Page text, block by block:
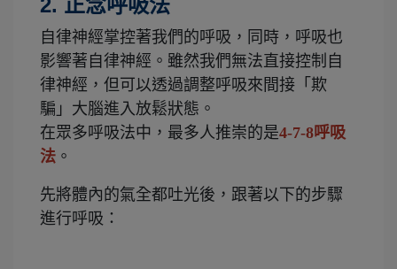
自律神經掌控著我們的呼吸，同時，呼吸也
影響著自律神經。雖然我們無法直接控制自
律神經，但可以透過調整呼吸來間接「欺
騙」大腦進入放鬆狀態。
在眾多呼吸法中，最多人推崇的是4-7-8呼吸
法 。
先將體內的氣全都吐光後，跟著以下的步驟
進行呼吸：